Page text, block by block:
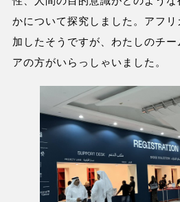
かについて探究しました。アフ
加したそうですが、わたしのチ
アの方がいらっしゃいました。